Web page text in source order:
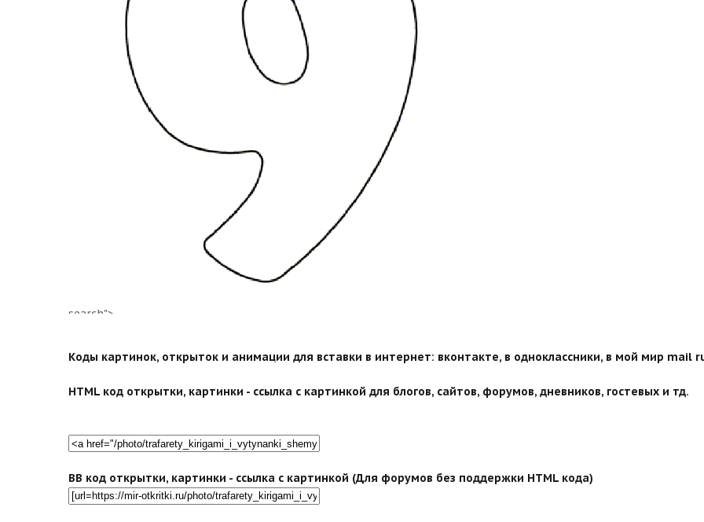
search">
Коды картинок, открыток и анимации для вставки в интернет: вконтакте, в одноклассники, в мой мир mail
HTML код открытки, картинки - ссылка с картинкой для блогов, сайтов, форумов, дневников, гостевых и тд.
BB код открытки, картинки - ссылка с картинкой (Для форумов без поддержки HTML кода)